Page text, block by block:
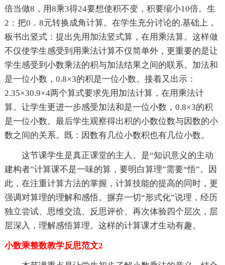
倍当做8，用8乘3得24要想使积不变，积要缩小10倍。生
2：把0．8元转换成角计算。在学生充分讨论的.基础上，
板书出竖式：提出先用加法竖式算，在用乘法算。这样做
不仅使学生感受到用乘法计算不仅简单外，更重要的是让
学生感受到小数乘法的积与加法结果之间的联系。加法和
是一位小数，0.8×3的积是一位小数。接着又出示：
2.35×30.9×4两个算式要求先用加法计算，在用乘法计
算。让学生更进一步感受加法和是一位小数，0.8×3的积
是一位小数。最后学生观察得出积的小数位数与因数的小
数之间的关系。既：因数有几位小数积也有几位小数。
这节课学生是真正课堂的主人。是“知识意义的主动
建构者”计算课不是一味的算，要明白算理”需要“悟”。因
此，在注重计算方法的掌握，计算技能的提高的同时，更
强调对算理的理解和感悟。摒弃一切“形式化”说理，经历
独立尝试、思维交流、反思评价、再次体验四个层次，层
层深入，理解感悟算理。这样的计算课才生动有趣。
小数乘整数教学反思范文2